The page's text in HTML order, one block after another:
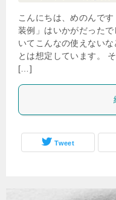
こんにちは、めのんで
装例」はいかがだった
いてこんなの使えない
とは想定しています。
[…]
Tweet